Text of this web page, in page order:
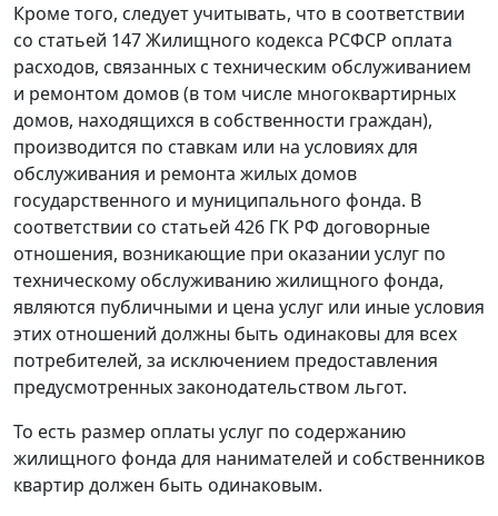
Кроме того, следует учитывать, что в соответствии
со статьей 147Жилищного кодекса РСФСР оплата
расходов, связанных с техническим обслуживанием
и ремонтом домов (в том числе многоквартирных
домов, находящихся в собственности граждан),
производится по ставкам или на условиях для
обслуживания и ремонта жилых домов
государственного и муниципального фонда. В
соответствии со статьей 426 ГК РФ договорные
отношения, возникающие при оказании услуг по
техническому обслуживанию жилищного фонда,
являются публичными и цена услуг или иные условия
этих отношений должны быть одинаковы для всех
потребителей, за исключением предоставления
предусмотренных законодательством льгот.
То есть размер оплаты услуг по содержанию
жилищного фонда для нанимателей и собственников
квартир должен быть одинаковым.